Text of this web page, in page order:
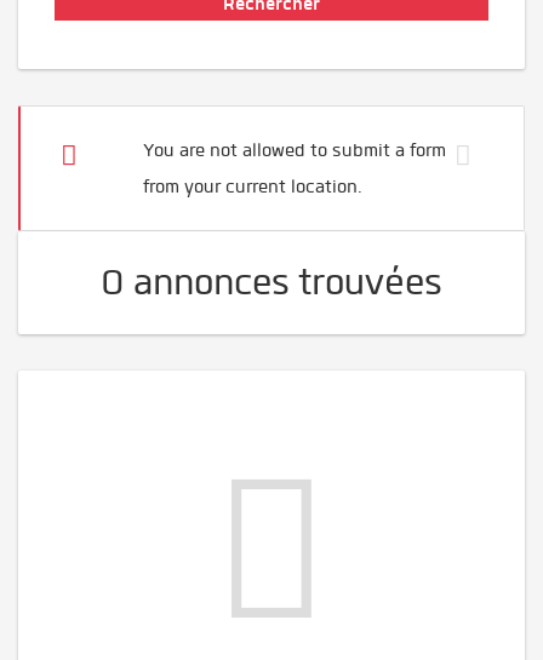
You are not allowed to submit a form
from your current location.
0 annonces trouvées